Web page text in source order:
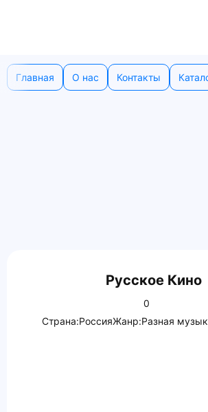
Главная О нас Контакты
Русское Кино
0
Страна:РоссияЖанр:Разная